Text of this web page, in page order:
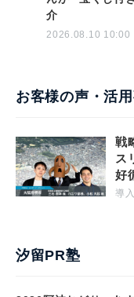
介
2026.08.10 10:00
お客様の声・活用
戦
ス
好
導
汐留PR塾